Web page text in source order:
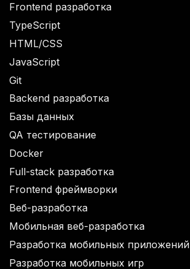
Frontend разработка
TypeScript
HTML/CSS
JavaScript
Git
Backend разработка
Базы данных
QA тестирование
Docker
Full-stack разработка
Frontend фреймворки
Веб-разработка
Мобильная веб-разработка
Разработка мобильных приложений
Разработка мобильных игр